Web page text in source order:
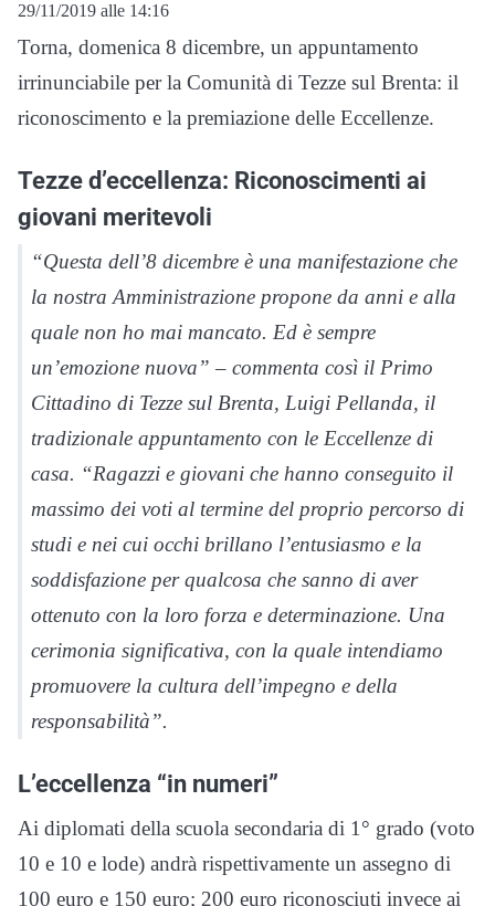
29/11/2019 alle 14:16
Torna, domenica 8 dicembre, un appuntamento
irrinunciabile per la Comunità di Tezze sul Brenta: il
riconoscimento e la premiazione delle Eccellenze.
Tezze d’eccellenza: Riconoscimenti ai
giovani meritevoli
“Questa dell’8 dicembre è una manifestazione che
la nostra Amministrazione propone da anni e alla
quale non ho mai mancato. Ed è sempre
un’emozione nuova” – commenta così il Primo
Cittadino di Tezze sul Brenta, Luigi Pellanda, il
tradizionale appuntamento con le Eccellenze di
casa. “Ragazzi e giovani che hanno conseguito il
massimo dei voti al termine del proprio percorso di
studi e nei cui occhi brillano l’entusiasmo e la
soddisfazione per qualcosa che sanno di aver
ottenuto con la loro forza e determinazione. Una
cerimonia significativa, con la quale intendiamo
promuovere la cultura dell’impegno e della
responsabilità”.
L’eccellenza “in numeri”
Ai diplomati della scuola secondaria di 1° grado (voto
10 e 10 e lode) andrà rispettivamente un assegno di
100 euro e 150 euro; 200 euro riconosciuti invece ai